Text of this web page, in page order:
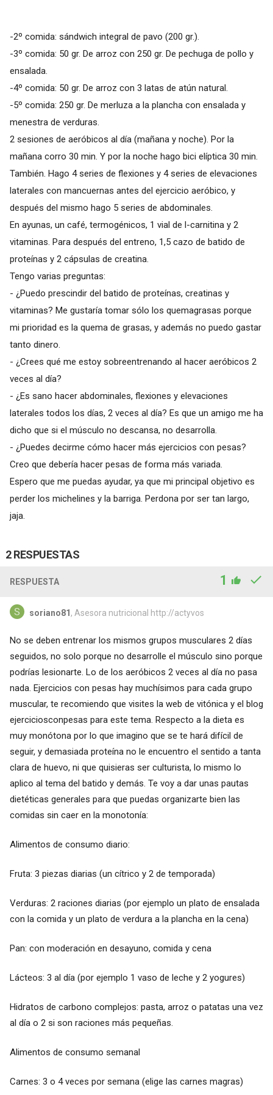
-2º comida: sándwich integral de pavo (200 gr.).
-3º comida: 50 gr. De arroz con 250 gr. De pechuga de pollo y
ensalada.
-4º comida: 50 gr. De arroz con 3 latas de atún natural.
-5º comida: 250 gr. De merluza a la plancha con ensalada y
menestra de verduras.
2 sesiones de aeróbicos al día (mañana y noche). Por la
mañana corro 30 min. Y por la noche hago bici elíptica 30 min.
También. Hago 4 series de flexiones y 4 series de elevaciones
laterales con mancuernas antes del ejercicio aeróbico, y
después del mismo hago 5 series de abdominales.
En ayunas, un café, termogénicos, 1 vial de l-carnitina y 2
vitaminas. Para después del entreno, 1,5 cazo de batido de
proteínas y 2 cápsulas de creatina.
Tengo varias preguntas:
- ¿Puedo prescindir del batido de proteínas, creatinas y
vitaminas? Me gustaría tomar sólo los quemagrasas porque
mi prioridad es la quema de grasas, y además no puedo gastar
tanto dinero.
- ¿Crees qué me estoy sobreentrenando al hacer aeróbicos 2
veces al día?
- ¿Es sano hacer abdominales, flexiones y elevaciones
laterales todos los días, 2 veces al día? Es que un amigo me ha
dicho que si el músculo no descansa, no desarrolla.
- ¿Puedes decirme cómo hacer más ejercicios con pesas?
Creo que debería hacer pesas de forma más variada.
Espero que me puedas ayudar, ya que mi principal objetivo es
perder los michelines y la barriga. Perdona por ser tan largo,
jaja.
2 RESPUESTAS
RESPUESTA 1
soriano81 , Asesora nutricional http://actyvos
No se deben entrenar los mismos grupos musculares 2 días
seguidos, no solo porque no desarrolle el músculo sino porque
podrías lesionarte. Lo de los aeróbicos 2 veces al día no pasa
nada. Ejercicios con pesas hay muchísimos para cada grupo
muscular, te recomiendo que visites la web de vitónica y el blog
ejerciciosconpesas para este tema. Respecto a la dieta es
muy monótona por lo que imagino que se te hará difícil de
seguir, y demasiada proteína no le encuentro el sentido a tanta
clara de huevo, ni que quisieras ser culturista, lo mismo lo
aplico al tema del batido y demás. Te voy a dar unas pautas
dietéticas generales para que puedas organizarte bien las
comidas sin caer en la monotonía:
Alimentos de consumo diario:
Fruta: 3 piezas diarias (un cítrico y 2 de temporada)
Verduras: 2 raciones diarias (por ejemplo un plato de ensalada
con la comida y un plato de verdura a la plancha en la cena)
Pan: con moderación en desayuno, comida y cena
Lácteos: 3 al día (por ejemplo 1 vaso de leche y 2 yogures)
Hidratos de carbono complejos: pasta, arroz o patatas una vez
al día o 2 si son raciones más pequeñas.
Alimentos de consumo semanal
Carnes: 3 o 4 veces por semana (elige las carnes magras)